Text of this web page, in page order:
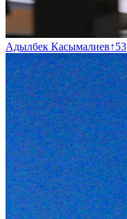
Адылбек Касымалиев↑53